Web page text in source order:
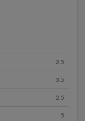
2.5
3.5
2.5
5